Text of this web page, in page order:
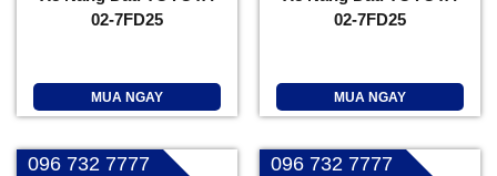
02-7FD25
MUA NGAY
02-7FD25
MUA NGAY
096 732 7777 096 732 7777